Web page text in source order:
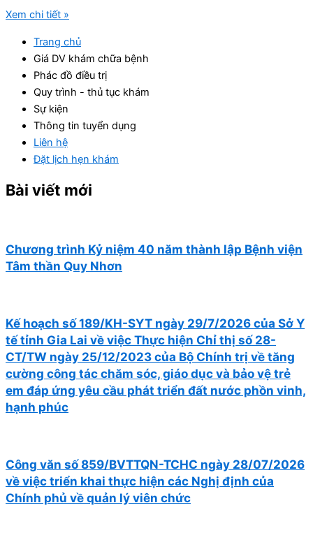
Xem chi tiết »
Trang chủ
Giá DV khám chữa bệnh
Phác đồ điều trị
Quy trình - thủ tục khám
Sự kiện
Thông tin tuyển dụng
Liên hệ
Đặt lịch hẹn khám
Bài viết mới
Chương trình Kỷ niệm 40 năm thành lập Bệnh viện
Tâm thần Quy Nhơn
Kế hoạch số 189/KH-SYT ngày 29/7/2026 của Sở Y
tế tỉnh Gia Lai về việc Thực hiện Chỉ thị số 28-
CT/TW ngày 25/12/2023 của Bộ Chính trị về tăng
cường công tác chăm sóc, giáo dục và bảo vệ trẻ
em đáp ứng yêu cầu phát triển đất nước phồn vinh,
hạnh phúc
Công văn số 859/BVTTQN-TCHC ngày 28/07/2026
về việc triển khai thực hiện các Nghị định của
Chính phủ về quản lý viên chức